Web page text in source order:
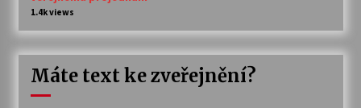
1.4k views
Máte text ke zveřejnění?